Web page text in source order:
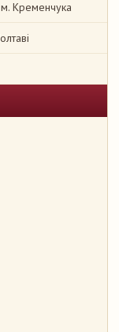
Кременчука